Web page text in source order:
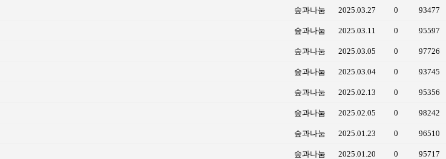
숲과나눔 2025.03.27 0 93477
숲과나눔 2025.03.11 0 95597
숲과나눔 2025.03.05 0 97726
숲과나눔 2025.03.04 0 93745
숲과나눔 2025.02.13 0 95356
숲과나눔 2025.02.05 0 98242
숲과나눔 2025.01.23 0 96510
숲과나눔 2025.01.20 0 95717